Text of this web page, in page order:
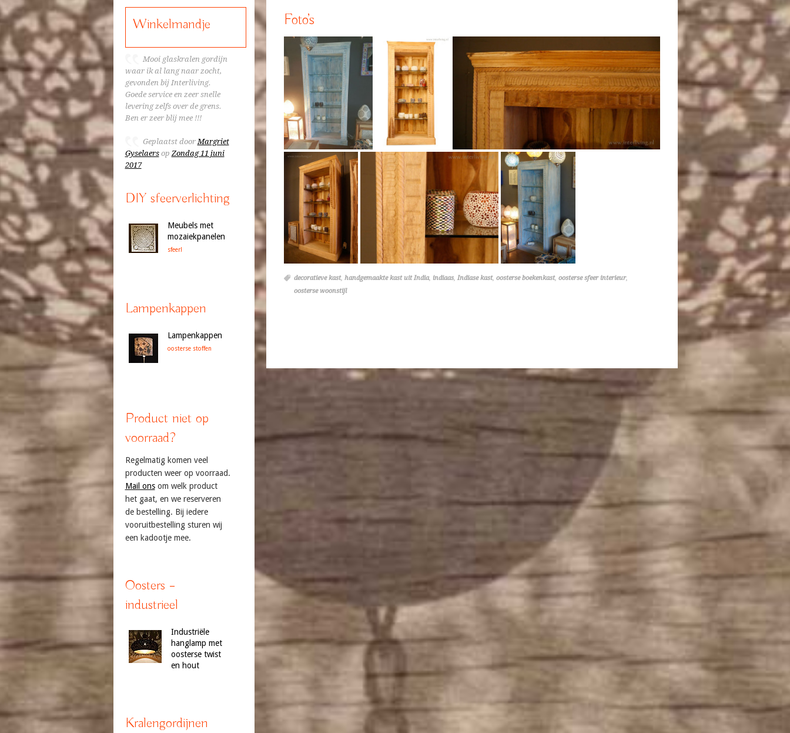
Foto’s
decoratieve kast, handgemaakte kast uit India, indiaas, Indiase kast, oosterse boekenkast, oosterse sfeer interieur,
oosterse woonstijl
Winkelmandje
Mooi glaskralen gordijn
waar ik al lang naar zocht,
gevonden bij Interliving.
Goede service en zeer snelle
levering zelfs over de grens.
Ben er zeer blij mee !!!
Geplaatst doorMargriet
Gyselaersop Zondag 11 juni
2017
DIY sfeerverlichting
Meubels met
mozaiekpanelen
sfeer!
Lampenkappen
Lampenkappen
oosterse stoffen
Product niet op
voorraad?
Regelmatig komen veel
producten weer op voorraad.
Mail onsom welk product
het gaat, en we reserveren
de bestelling. Bij iedere
vooruitbestelling sturen wij
een kadootje mee.
Oosters –
industrieel
Industriële
hanglamp met
oosterse twist
en hout
Kralengordijnen